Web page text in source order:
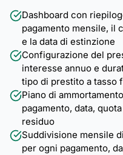
Dashboard con
pagamento mensile, il
e la data di estinzione
Configurazione del
interesse annuo e
tipo di prestito a tasso
Piano di
pagamento, data,
residuo
Suddivisione mensile
per ogni pagamento,